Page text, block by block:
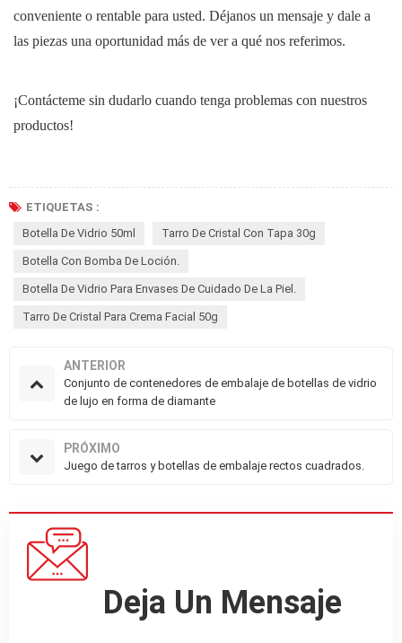
conveniente o rentable para usted. Déjanos un mensaje y dale a
las piezas una oportunidad más de ver a qué nos referimos.
¡Contácteme sin dudarlo cuando tenga problemas con nuestros
productos!
ETIQUETAS :
Botella De Vidrio 50ml
Tarro De Cristal Con Tapa 30g
Botella Con Bomba De Loción.
Botella De Vidrio Para Envases De Cuidado De La Piel.
Tarro De Cristal Para Crema Facial 50g
ANTERIOR
Conjunto de contenedores de embalaje de botellas de vidrio
de lujo en forma de diamante
PRÓXIMO
Juego de tarros y botellas de embalaje rectos cuadrados.
Deja Un Mensaje